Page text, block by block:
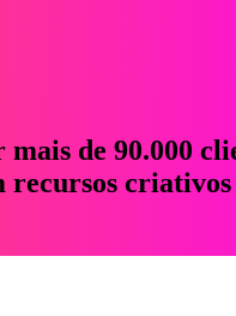
de 90.000
recursos criativos